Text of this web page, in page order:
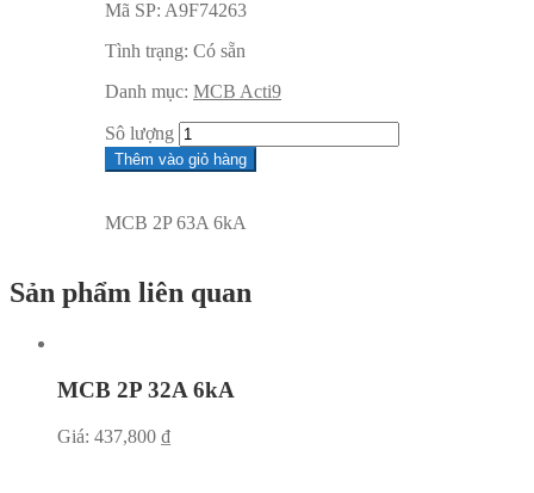
Mã SP: A9F74263
Tình trạng: Có sẵn
Danh mục: MCB Acti9
Sô lượng
Thêm vào giỏ hàng
MCB 2P 63A 6kA
Sản phẩm liên quan
MCB 2P 32A 6kA
Giá: 437,800 ₫